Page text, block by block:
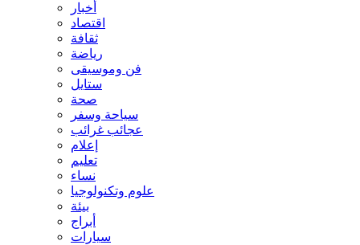
أخبار
اقتصاد
ثقافة
رياضة
فن وموسيقى
ستايل
صحة
سياحة وسفر
عجائب غرائب
إعلام
تعليم
نساء
علوم وتكنولوجيا
بيئة
أبراج
سيارات